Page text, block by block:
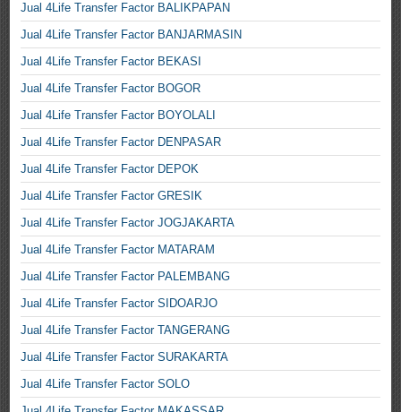
Jual 4Life Transfer Factor BALIKPAPAN
Jual 4Life Transfer Factor BANJARMASIN
Jual 4Life Transfer Factor BEKASI
Jual 4Life Transfer Factor BOGOR
Jual 4Life Transfer Factor BOYOLALI
Jual 4Life Transfer Factor DENPASAR
Jual 4Life Transfer Factor DEPOK
Jual 4Life Transfer Factor GRESIK
Jual 4Life Transfer Factor JOGJAKARTA
Jual 4Life Transfer Factor MATARAM
Jual 4Life Transfer Factor PALEMBANG
Jual 4Life Transfer Factor SIDOARJO
Jual 4Life Transfer Factor TANGERANG
Jual 4Life Transfer Factor SURAKARTA
Jual 4Life Transfer Factor SOLO